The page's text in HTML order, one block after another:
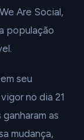
Are Social,
população
seu
no dia 21
as
mudança,